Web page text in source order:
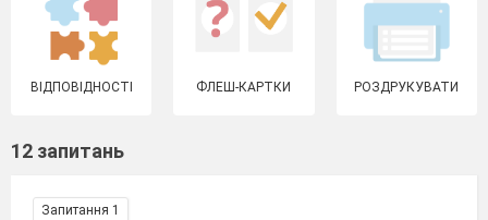
ВІДПОВІДНОСТІ ФЛЕШ-КАРТКИ РОЗДРУКУВАТИ
12 запитань
Запитання 1